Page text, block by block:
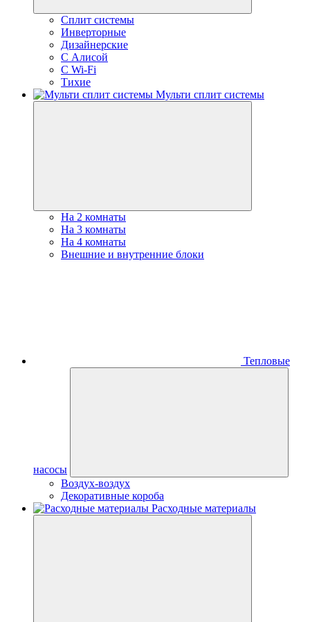
Сплит системы
Инверторные
Дизайнерские
С Алисой
C Wi-Fi
Тихие
Мульти сплит системы
На 2 комнаты
На 3 комнаты
На 4 комнаты
Внешние и внутренние блоки
Тепловые
насосы
Воздух-воздух
Декоративные короба
Расходные материалы